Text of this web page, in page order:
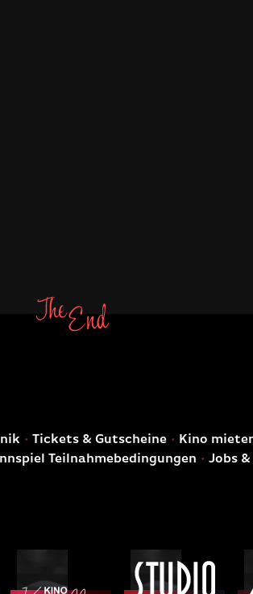
Tickets & Gutscheine
Kino
Teilnahmebedingungen Jobs